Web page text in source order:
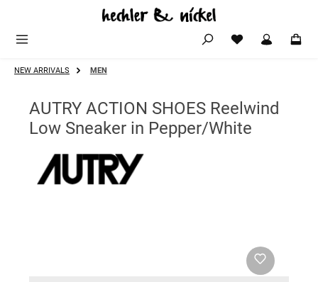
Zum Hauptinhalt springen
NEW ARRIVALS MEN
AUTRY ACTION SHOES Reelwind
Low Sneaker in Pepper/White